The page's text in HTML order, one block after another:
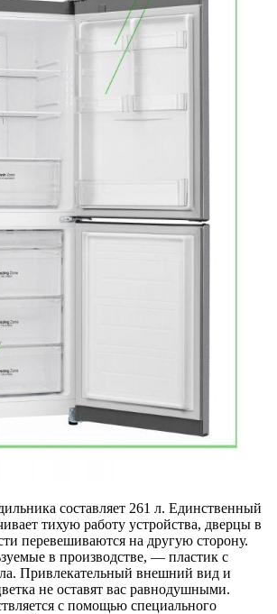
составляет 261 л. Единственный
тихую работу устройства, дверцы в
перевешиваются на другую сторону.
в производстве, — пластик с
Привлекательный внешний вид и
не оставят вас равнодушными.
с помощью специального